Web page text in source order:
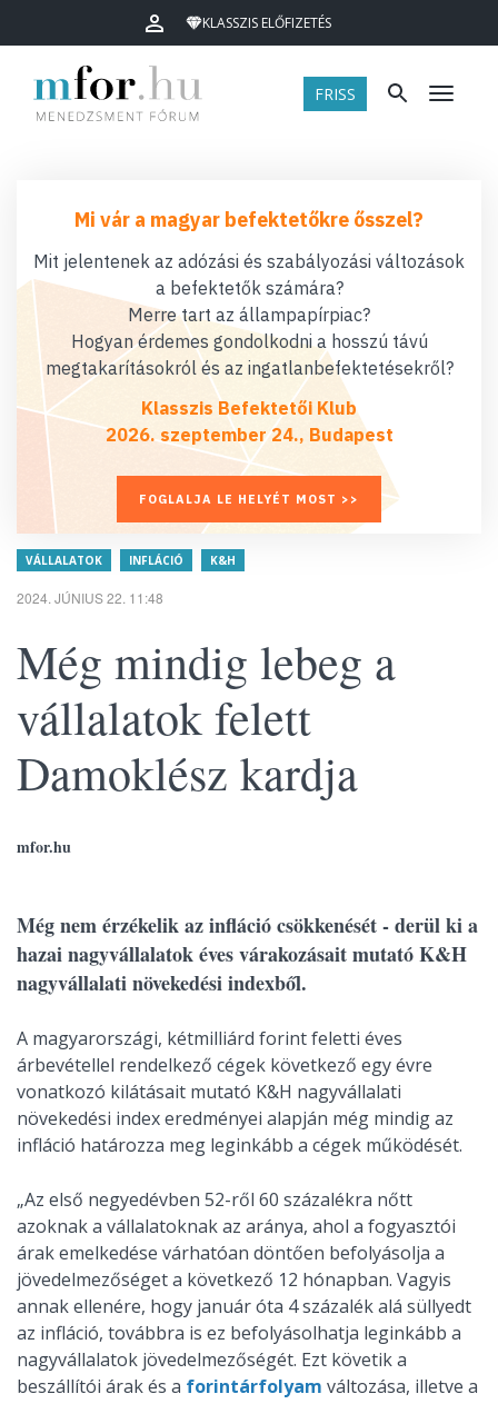
KLASSZIS ELŐFIZETÉS
FRISS Menü
Mi vár a magyar befektetőkre ősszel?
Mit jelentenek az adózási és szabályozási változások
a befektetők számára?
Merre tart az állampapírpiac?
Hogyan érdemes gondolkodni a hosszú távú
megtakarításokról és az ingatlanbefektetésekről?
Klasszis Befektetői Klub
2026. szeptember 24., Budapest
FOGLALJA LE HELYÉT MOST >>
VÁLLALATOK INFLÁCIÓ K&H
2024. JÚNIUS 22. 11:48
Még mindig lebeg a
vállalatok felett
Damoklész kardja
mfor.hu
Még nem érzékelik az infláció csökkenését - derül ki a
hazai nagyvállalatok éves várakozásait mutató K&H
nagyvállalati növekedési indexből.
A magyarországi, kétmilliárd forint feletti éves
árbevétellel rendelkező cégek következő egy évre
vonatkozó kilátásait mutató K&H nagyvállalati
növekedési index eredményei alapján még mindig az
infláció határozza meg leginkább a cégek működését.
„Az első negyedévben 52-ről 60 százalékra nőtt
azoknak a vállalatoknak az aránya, ahol a fogyasztói
árak emelkedése várhatóan döntően befolyásolja a
jövedelmezőséget a következő 12 hónapban. Vagyis
annak ellenére, hogy január óta 4 százalék alá süllyedt
az infláció, továbbra is ez befolyásolhatja leginkább a
nagyvállalatok jövedelmezőségét. Ezt követik a
beszállítói árak és a forintárfolyam változása, illetve a